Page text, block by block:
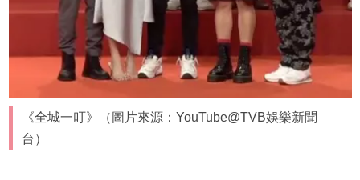
《全城一叮》（圖片來源：YouTube@TVB娛樂新聞
台）